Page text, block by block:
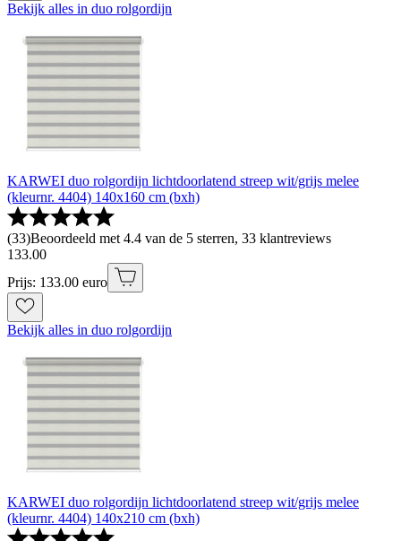
Bekijk alles in duo rolgordijn
KARWEI duo rolgordijn lichtdoorlatend streep wit/grijs melee
(kleurnr. 4404) 140x160 cm (bxh)
(33)Beoordeeld met 4.4 van de 5 sterren, 33 klantreviews
133.00
Prijs: 133.00 euro
Bekijk alles in duo rolgordijn
KARWEI duo rolgordijn lichtdoorlatend streep wit/grijs melee
(kleurnr. 4404) 140x210 cm (bxh)